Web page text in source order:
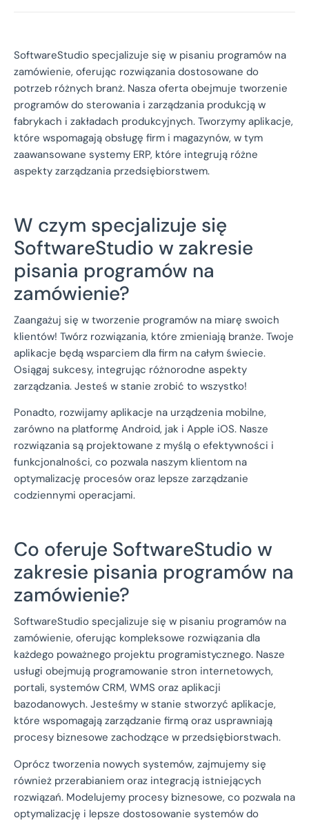
SoftwareStudio specjalizuje się w pisaniu programów na
zamówienie, oferując rozwiązania dostosowane do
potrzeb różnych branż. Nasza oferta obejmuje tworzenie
programów do sterowania i zarządzania produkcją w
fabrykach i zakładach produkcyjnych. Tworzymy aplikacje,
które wspomagają obsługę firm i magazynów, w tym
zaawansowane systemy ERP, które integrują różne
aspekty zarządzania przedsiębiorstwem.
W czym specjalizuje się
SoftwareStudio w zakresie
pisania programów na
zamówienie?
Zaangażuj się w tworzenie programów na miarę swoich
klientów! Twórz rozwiązania, które zmieniają branże. Twoje
aplikacje będą wsparciem dla firm na całym świecie.
Osiągaj sukcesy, integrując różnorodne aspekty
zarządzania. Jesteś w stanie zrobić to wszystko!
Ponadto, rozwijamy aplikacje na urządzenia mobilne,
zarówno na platformę Android, jak i Apple iOS. Nasze
rozwiązania są projektowane z myślą o efektywności i
funkcjonalności, co pozwala naszym klientom na
optymalizację procesów oraz lepsze zarządzanie
codziennymi operacjami.
Co oferuje SoftwareStudio w
zakresie pisania programów na
zamówienie?
SoftwareStudio specjalizuje się w pisaniu programów na
zamówienie, oferując kompleksowe rozwiązania dla
każdego poważnego projektu programistycznego. Nasze
usługi obejmują programowanie stron internetowych,
portali, systemów CRM, WMS oraz aplikacji
bazodanowych. Jesteśmy w stanie stworzyć aplikacje,
które wspomagają zarządzanie firmą oraz usprawniają
procesy biznesowe zachodzące w przedsiębiorstwach.
Oprócz tworzenia nowych systemów, zajmujemy się
również przerabianiem oraz integracją istniejących
rozwiązań. Modelujemy procesy biznesowe, co pozwala na
optymalizację i lepsze dostosowanie systemów do